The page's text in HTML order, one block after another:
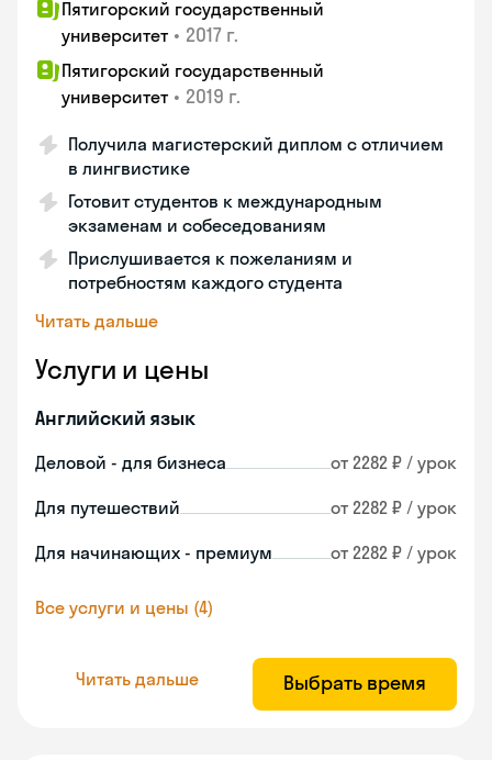
Пятигорский государственный
университет • 2017 г.
Пятигорский государственный
университет • 2019 г.
Получила магистерский диплом с отличием
в лингвистике
Готовит студентов к международным
экзаменам и собеседованиям
Прислушивается к пожеланиям и
потребностям каждого студента
Читать дальше
Услуги и цены
Английский язык
Деловой - для бизнеса от 2282 ₽ / урок
Для путешествий от 2282 ₽ / урок
Для начинающих - премиум от 2282 ₽ / урок
Все услуги и цены (4)
Читать дальше Выбрать время